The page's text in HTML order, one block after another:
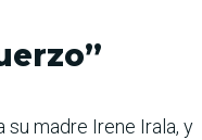
madre Irene Irala, y